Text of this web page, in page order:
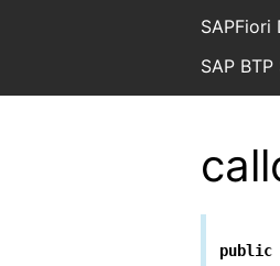
SAPFiori
SAP
public